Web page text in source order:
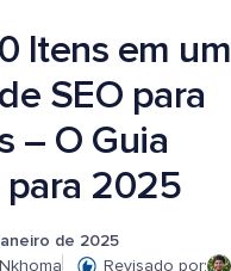
Itens em um
SEO para
– O Guia
2025
de 2025
Revisado por: